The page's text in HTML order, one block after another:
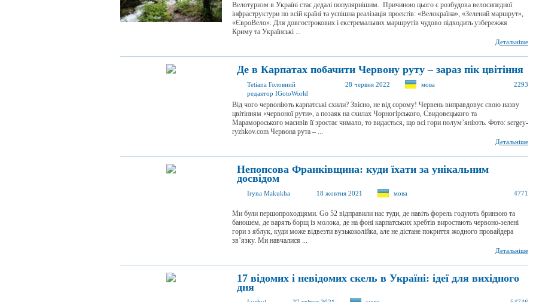
Велотуризм в Україні стає дедалі популярнішим. Причиною цього є розбудова велосипедної
інфраструктури по всій країні та успішна реалізація проектів: «Велокраїна», «Зелений маршрут»,
«ЄвроВело». Для довгострокових і екстремальних маршрутів чудово підходить узбережжя
Криму та Українські ...
Детальніше
Де в Карпатах побачити Червону руту – зараз пік цвітіння
Tetiana Головний
редактор IGotoWorld
28 червня 2022 мова 2293
Від чого червоніють карпатські схили? Звісно, не від сорому! Червень виправдовує свою назву
цвітінням «червоної рути», а позаяк на схилах Чорногірського, Свидовецького та
Марамороського масивів її зростає чимало, то видається, що всі гори полум’яніють. Фото: sergey-
ryzhkov.com Червона рута – ...
Детальніше
Непопсова Франківщина: куди їхати за унікальним
досвідом
Iryna Makukha 18 жовтня 2021 мова 4771
Ми були першопроходцями. Go 52 відправили нас туди, де навіть форель годують бринзою та
баношем, де варять борщ із молока, де на фоні карпатських хребтів виростають червоно-зелені
гори з яблук, куди може відвезти вузькоколійка, але не дістане покриття жодного провайдера
зв’язку. Ми навчалися ...
Детальніше
17 відомих і невідомих скель в Україні: ідеї для вихідного
дня